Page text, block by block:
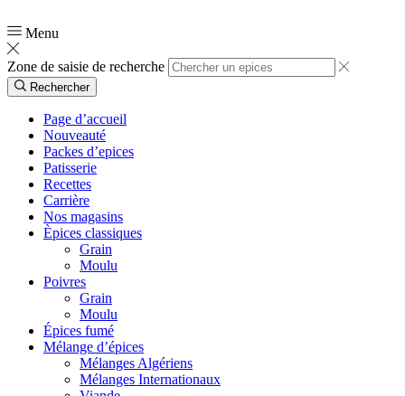
Menu
Zone de saisie de recherche
Rechercher
Page d’accueil
Nouveauté
Packes d’epices
Patisserie
Recettes
Carrière
Nos magasins
Èpices classiques
Grain
Moulu
Poivres
Grain
Moulu
Épices fumé
Mélange d’épices
Mélanges Algériens
Mélanges Internationaux